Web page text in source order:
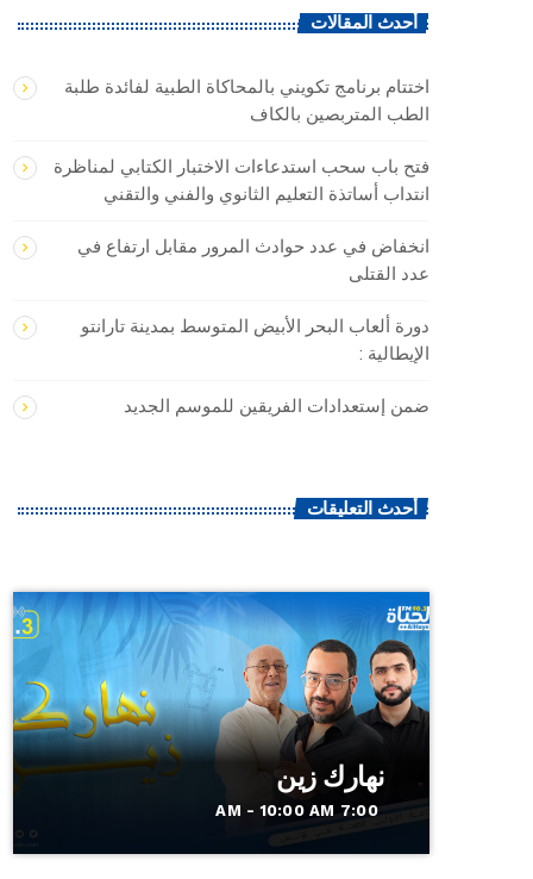
أحدث المقالات
اختتام برنامج تكويني بالمحاكاة الطبية لفائدة طلبة
الطب المتربصين بالكاف
فتح باب سحب استدعاءات الاختبار الكتابي لمناظرة
انتداب أساتذة التعليم الثانوي والفني والتقني
انخفاض في عدد حوادث المرور مقابل ارتفاع في
عدد القتلى
دورة ألعاب البحر الأبيض المتوسط بمدينة تارانتو
الإيطالية :
ضمن إستعدادات الفريقين للموسم الجديد
أحدث التعليقات
نهارك زين
7:00 AM - 10:00 AM